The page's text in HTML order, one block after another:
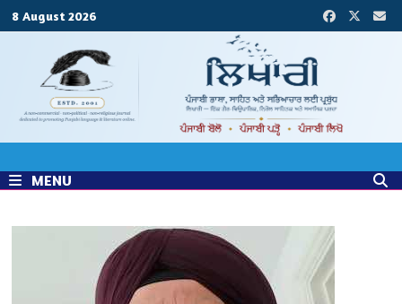
8 August 2026
MENU